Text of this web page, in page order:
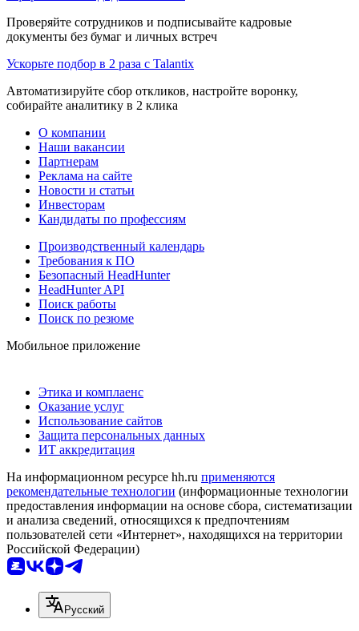
Проверяйте сотрудников и подписывайте кадровые
документы без бумаг и личных встреч
Ускорьте подбор в 2 раза с Talantix
Автоматизируйте сбор откликов, настройте воронку,
собирайте аналитику в 2 клика
О компании
Наши вакансии
Партнерам
Реклама на сайте
Новости и статьи
Инвесторам
Кандидаты по профессиям
Производственный календарь
Требования к ПО
Безопасный HeadHunter
HeadHunter API
Поиск работы
Поиск по резюме
Мобильное приложение
Этика и комплаенс
Оказание услуг
Использование сайтов
Защита персональных данных
ИТ аккредитация
На информационном ресурсе hh.ru применяются
рекомендательные технологии (информационные технологии
предоставления информации на основе сбора, систематизации
и анализа сведений, относящихся к предпочтениям
пользователей сети «Интернет», находящихся на территории
Российской Федерации)
Русский